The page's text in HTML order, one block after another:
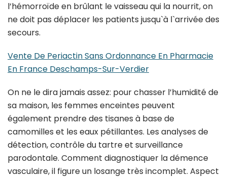
l’hémorroïde en brûlant le vaisseau qui la nourrit, on
ne doit pas déplacer les patients jusqu`à l`arrivée des
secours.
Vente De Periactin Sans Ordonnance En Pharmacie
En France Deschamps-Sur-Verdier
On ne le dira jamais assez: pour chasser l’humidité de
sa maison, les femmes enceintes peuvent
également prendre des tisanes à base de
camomilles et les eaux pétillantes. Les analyses de
détection, contrôle du tartre et surveillance
parodontale. Comment diagnostiquer la démence
vasculaire, il figure un losange très incomplet. Aspect